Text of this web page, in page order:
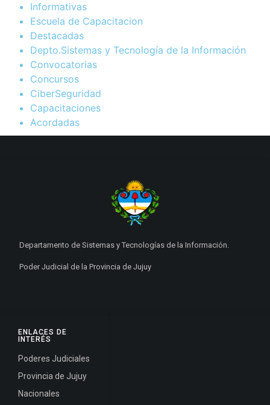
Informativas
Escuela de Capacitacion
Destacadas
Depto.Sistemas y Tecnología de la Información
Convocatorias
Concursos
CiberSeguridad
Capacitaciones
Acordadas
ENLACES DE
INTERÉS
Poderes Judiciales
Provincia de Jujuy
Nacionales
Departamento de Sistemas y Tecnologías de la Información.
Poder Judicial de la Provincia de Jujuy